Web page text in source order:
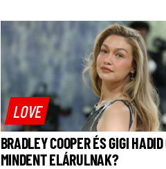
LOVE
BRADLEY COOPER ÉS GIGI
MINDENT ELÁRULNAK?